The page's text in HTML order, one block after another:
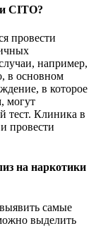
CITO?
провести
например,
в основном
в которое
могут
тест. Клиника в
провести
на наркотики
самые
выделить